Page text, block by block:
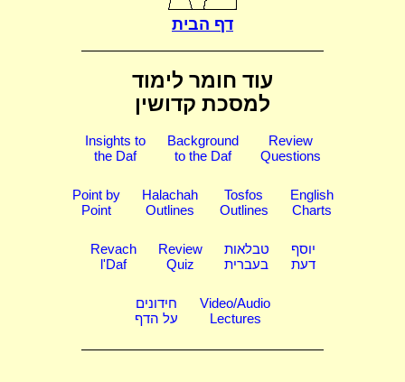
דף הבית
עוד חומר לימוד
למסכת קדושין
Insights to
the Daf
Background
to the Daf
Review
Questions
Point by
Point
Halachah
Outlines
Tosfos
Outlines
English
Charts
Revach
l'Daf
Review
Quiz
טבלאות
בעברית
יוסף
דעת
חידונים
על הדף
Video/Audio
Lectures